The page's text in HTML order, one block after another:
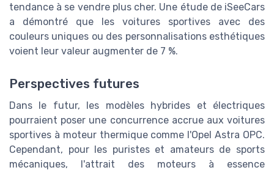
tendance à se vendre plus cher. Une étude de iSeeCars
a démontré que les voitures sportives avec des
couleurs uniques ou des personnalisations esthétiques
voient leur valeur augmenter de 7 %.
Perspectives futures
Dans le futur, les modèles hybrides et électriques
pourraient poser une concurrence accrue aux voitures
sportives à moteur thermique comme l'Opel Astra OPC.
Cependant, pour les puristes et amateurs de sports
mécaniques, l'attrait des moteurs à essence